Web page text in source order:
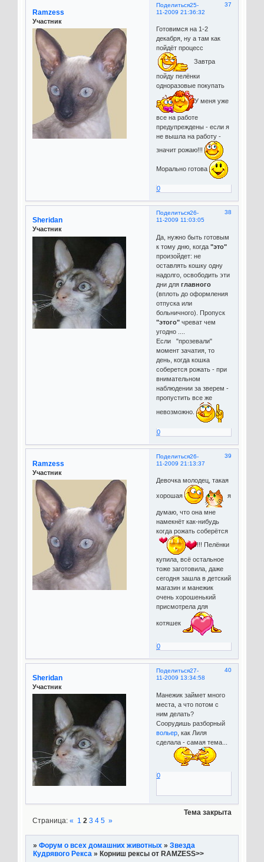
Поделиться 37
25-
11-2009 21:36:32
Ramzess
Участник
Готовимся на 1-2
декабря, ну а там как
пойдёт процесс
Завтра
пойду пелёнки
одноразовые покупать
У меня уже
все на работе
предупреждены - если я
не вышла на работу -
значит рожаю!!!
Морально готова
0
Поделиться 38
26-
11-2009 11:03:05
Sheridan
Участник
Да, нужно быть готовым
к тому дню, когда "это"
произойдет: не
оставлять кошку одну
надолго, освободить эти
дни для главного
(вплоть до оформления
отпуска или
больничного). Пропуск
"этого"чреват чем
угодно ....
Если "прозевали"
момент зачатия, то
день, когда кошка
соберется рожать - при
внимательном
наблюдении за зверем -
пропустить все же
невозможно.
0
Поделиться 39
26-
11-2009 21:13:37
Ramzess
Участник
Девочка молодец, такая
хорошая я
думаю, что она мне
намекнёт как-нибудь
когда рожать соберётся
!!! Пелёнки
купила, всё остальное
тоже заготовила, даже
сегодня зашла в детский
магазин и манежик
очень хорошенький
присмотрела для
котяшек
0
Поделиться 40
27-
11-2009 13:34:58
Sheridan
Участник
Манежик займет много
места, а что потом с
ним делать?
Соорудишь разборный
вольер, как Лиля
сделала - самая тема...
0
Тема закрыта
Страница: « 1 2 3 4 5 »
» Форум о всех домашних животных » Звезда
Кудрявого Рекса » Корниш рексы от RAMZESS>>